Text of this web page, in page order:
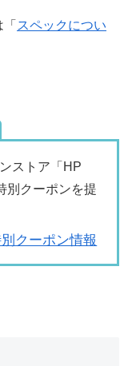
スペックについ
ストア「HP
別クーポンを提
クーポン情報